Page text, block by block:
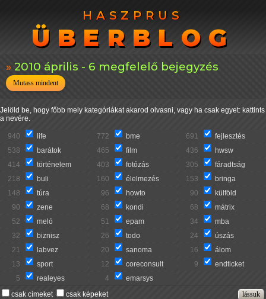
HASZPRUS
ÜBERBLOG
HASZPRUS
ÜBERBLOG
2010 április - 6 megfelelő bejegyzés
Mutass mindent
Jelöld be, hogy főbb mely kategóriákat akarod olvasni, vagy ha csak egyet: kattints
a nevére.
940 life 772 bme 691
fejlesztés
538
barátok 465 film 436
hwsw
414
történelem 403 fotózás 305
fáradtság
218
buli 160 élelmezés 153
bringa
148
túra 96 howto 90
külföld
90
zene 68 kondi 68
mátrix
52
meló 51 epam 34
mba
32
biznisz 26 todo 24
úszás
21
labvez 20 sanoma 16
álom
13
sport 12 coreconsult 9
endticket
5
realeyes 4
emarsys
csak címeket
csak képeket